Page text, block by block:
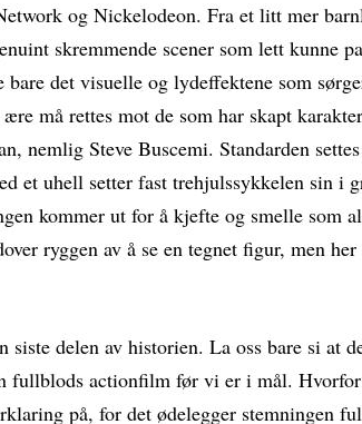
og Nickelodeon. Fra et litt mer
skremmende scener som lett kunne
det visuelle og lydeffektene som
må rettes mot de som har skapt
nemlig Steve Buscemi. Standarden
et uhell setter fast trehjulssykkelen sin i
kommer ut for å kjefte og smelle som
ryggen av å se en tegnet figur, men
delen av historien. La oss bare si at
fullblods actionfilm før vi er i mål.
på, for det ødelegger stemningen